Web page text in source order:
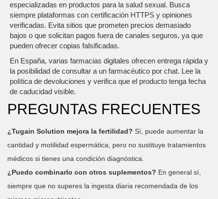
especializadas en productos para la salud sexual. Busca
siempre plataformas con certificación HTTPS y opiniones
verificadas. Evita sitios que prometen precios demasiado
bajos o que solicitan pagos fuera de canales seguros, ya que
pueden ofrecer copias falsificadas.
En España, varias farmacias digitales ofrecen entrega rápida y
la posibilidad de consultar a un farmacéutico por chat. Lee la
política de devoluciones y verifica que el producto tenga fecha
de caducidad visible.
PREGUNTAS FRECUENTES
¿Tugain Solution mejora la fertilidad? Sí, puede aumentar la
cantidad y motilidad espermática, pero no sustituye tratamientos
médicos si tienes una condición diagnóstica.
¿Puedo combinarlo con otros suplementos? En general sí,
siempre que no superes la ingesta diaria recomendada de los